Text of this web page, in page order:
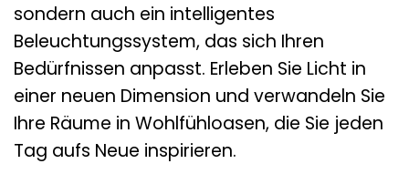
sondern auch ein intelligentes
Beleuchtungssystem, das sich Ihren
Bedürfnissen anpasst. Erleben Sie Licht in
einer neuen Dimension und verwandeln Sie
Ihre Räume in Wohlfühloasen, die Sie jeden
Tag aufs Neue inspirieren.